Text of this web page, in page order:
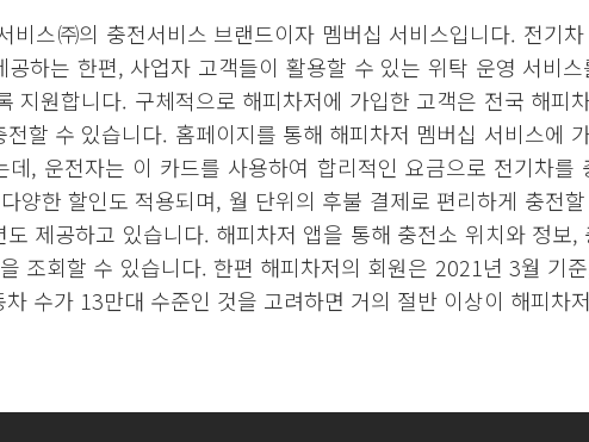
비스㈜의 충전서비스 브랜드이자 멤버십 서비스입니다. 전기
하는 한편, 사업자 고객들이 활용할 수 있는 위탁 운영 서비
지원합니다. 구체적으로 해피차저에 가입한 고객은 전국 해피
할 수 있습니다. 홈페이지를 통해 해피차저 멤버십 서비스에
데, 운전자는 이 카드를 사용하여 합리적인 요금으로 전기차를
양한 할인도 적용되며, 월 단위의 후불 결제로 편리하게 충전
제공하고 있습니다. 해피차저 앱을 통해 충전소 위치와 정보,
조회할 수 있습니다. 한편 해피차저의 회원은 2021년 3월 기
수가 13만대 수준인 것을 고려하면 거의 절반 이상이 해피차